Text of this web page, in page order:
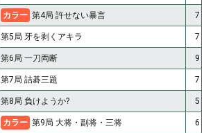
カラー 第4局 許せない暴言 7
第5局 牙を剥くアキラ 7
第6局 一刀両断 9
第7局 詰碁三題 7
第8局 負けようか? 5
カラー 第9局 大将・副将・三将 6